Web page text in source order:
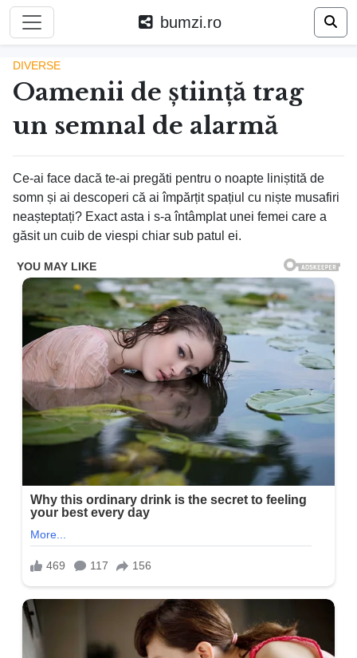
bumzi.ro
DIVERSE
Oamenii de știință trag
un semnal de alarmă
Ce-ai face dacă te-ai pregăti pentru o noapte liniștită de
somn și ai descoperi că ai împărțit spațiul cu niște musafiri
neașteptați? Exact asta i s-a întâmplat unei femei care a
găsit un cuib de viespi chiar sub patul ei.